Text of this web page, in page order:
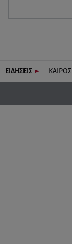
ΕΙΔΗΣΕΙΣ ΚΑΙΡΟΣ